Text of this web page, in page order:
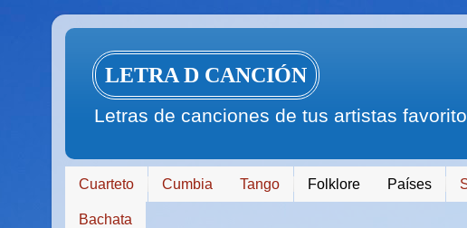
LETRA D CANCIÓN
Letras de canciones de tus artistas
Cuarteto Cumbia Tango Folklore Países
Bachata